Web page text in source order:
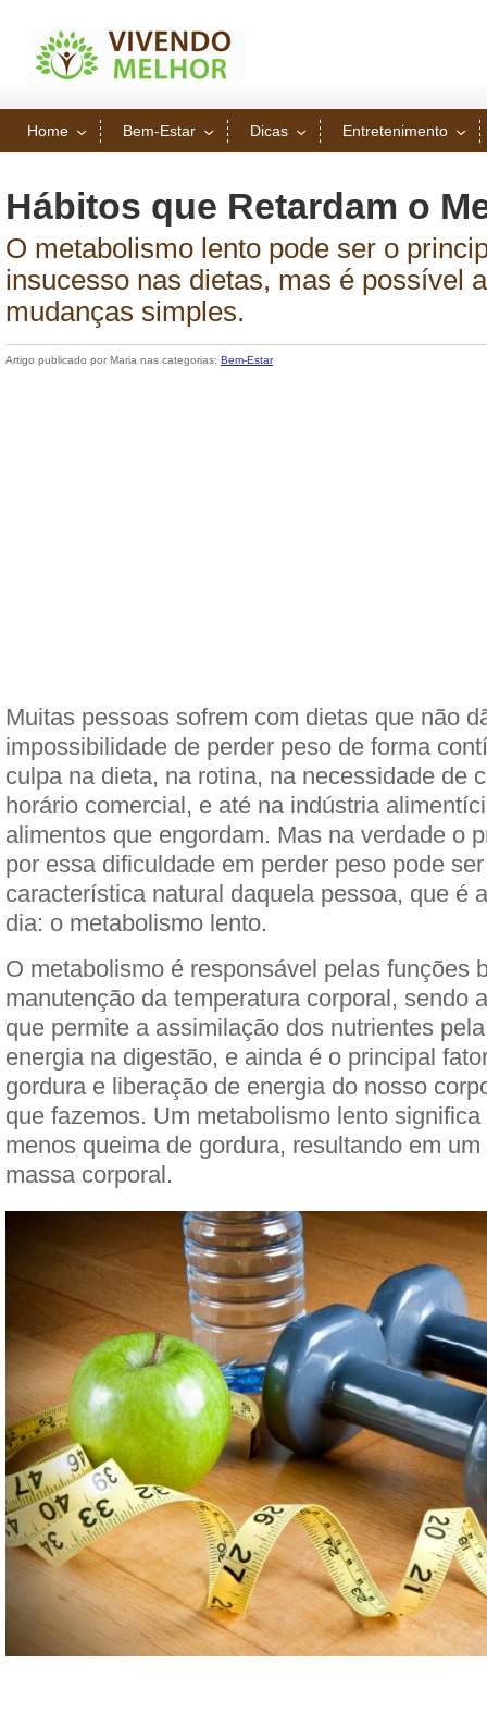
Home Bem-Estar Dicas Entretenimento
Hábitos que Retardam o
O metabolismo lento pode ser o
insucesso nas dietas, mas é possível
mudanças simples.
Artigo publicado por Maria nas categorias: Bem-Estar
Muitas pessoas sofrem com dietas que não
impossibilidade de perder peso de forma
culpa na dieta, na rotina, na necessidade de
horário comercial, e até na indústria
alimentos que engordam. Mas na verdade o
por essa dificuldade em perder peso pode
característica natural daquela pessoa, que é
dia: o metabolismo lento.
O metabolismo é responsável pelas funções
manutenção da temperatura corporal, sendo
que permite a assimilação dos nutrientes
energia na digestão, e ainda é o principal
gordura e liberação de energia do nosso
que fazemos. Um metabolismo lento
menos queima de gordura, resultando em
massa corporal.